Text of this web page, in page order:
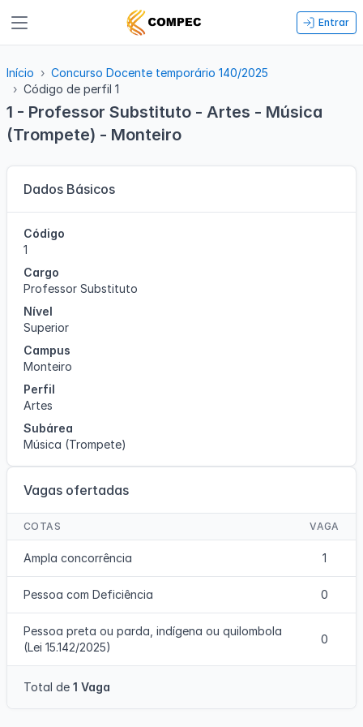
Entrar
Início
Concurso Docente temporário 140/2025
Código de perfil 1
1 - Professor Substituto - Artes - Música
(Trompete) - Monteiro
Dados Básicos
Código
1
Cargo
Professor Substituto
Nível
Superior
Campus
Monteiro
Perfil
Artes
Subárea
Música (Trompete)
Vagas ofertadas
COTAS VAGA
Ampla concorrência 1
Pessoa com Deficiência 0
Pessoa preta ou parda, indígena ou quilombola
(Lei 15.142/2025)
0
Total de 1 Vaga